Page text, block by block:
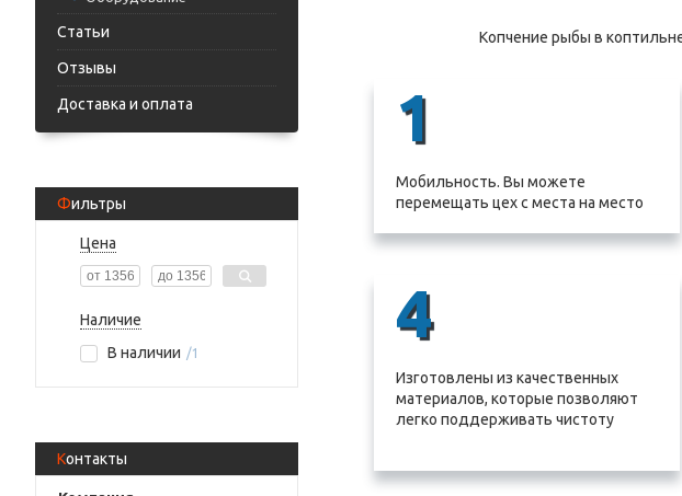
Статьи
Отзывы
Доставка и оплата
Фильтры
Цена
Наличие
В наличии
1
Контакты
Копчение рыбы в
1
Мобильность. Вы можете
перемещать цех с места на место
4
Изготовлены из качественных
материалов, которые позволяют
легко поддерживать чистоту